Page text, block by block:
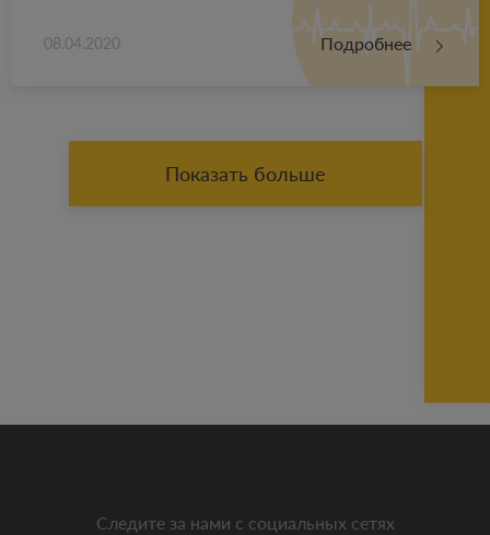
08.04.2020 Подробнее
Показать больше
Следите за нами с социальных сетях